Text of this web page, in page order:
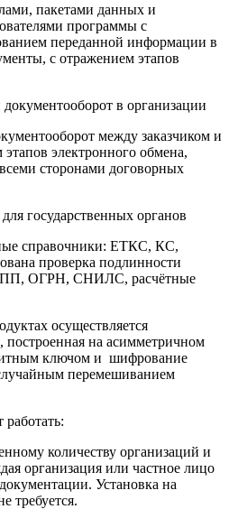
пакетами данных и
программы с
переданной информации в
с отражением этапов
в организации
между заказчиком и
электронного обмена,
сторонами договорных
государственных органов
справочники: ЕТКС, КС,
проверка подлинности
ОГРН, СНИЛС, расчётные
осуществляется
построенная на асимметричном
ключом и шифрование
перемешиванием
работать:
количеству организаций и
организация или частное лицо
Установка на
требуется.